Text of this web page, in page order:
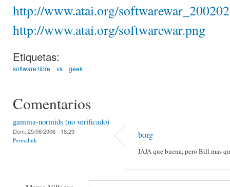
http://www.atai.org/
http://www.atai.org/softwarewar.png
Etiquetas:
software libre vs geek
Comentarios
gamma-normids (no verificado)
Dom, 25/06/2006 - 18:29
Permalink borg
JAJA que buena, pero Bill mas